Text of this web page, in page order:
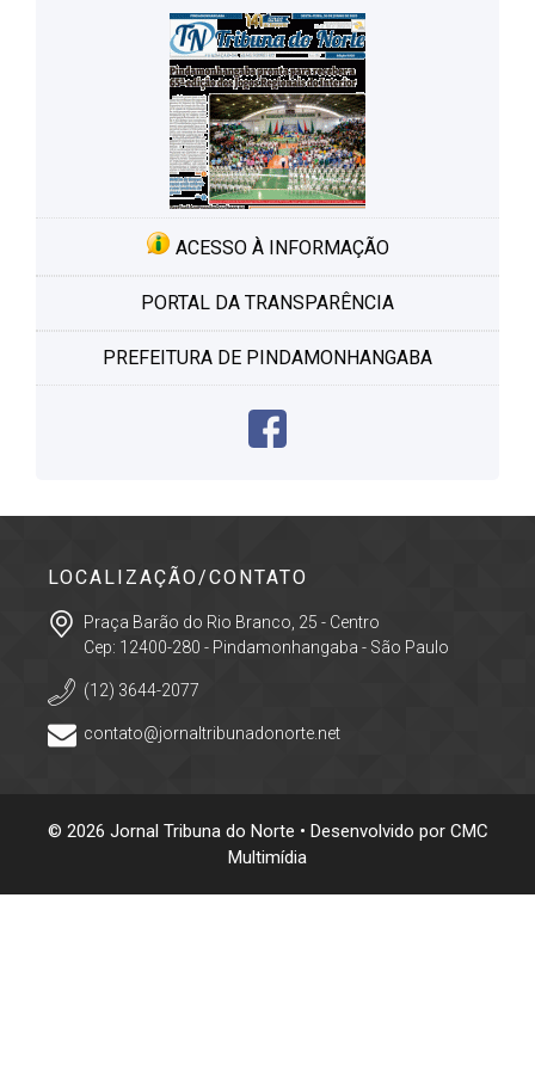
ACESSO À INFORMAÇÃO
PORTAL DA TRANSPARÊNCIA
PREFEITURA DE PINDAMONHANGABA
LOCALIZAÇÃO/CONTATO
Praça Barão do Rio Branco, 25 - Centro
Cep: 12400-280 - Pindamonhangaba - São Paulo
(12) 3644-2077
contato@jornaltribunadonorte.net
© 2026 Jornal Tribuna do Norte • Desenvolvido por CMC
Multimídia